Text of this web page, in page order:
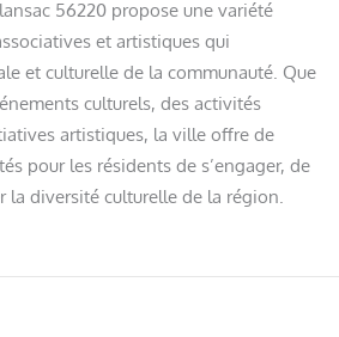
56220 propose une variété
et artistiques qui
et culturelle de la communauté. Que
culturels, des activités
artistiques, la ville offre de
pour les résidents de s’engager, de
la diversité culturelle de la région.